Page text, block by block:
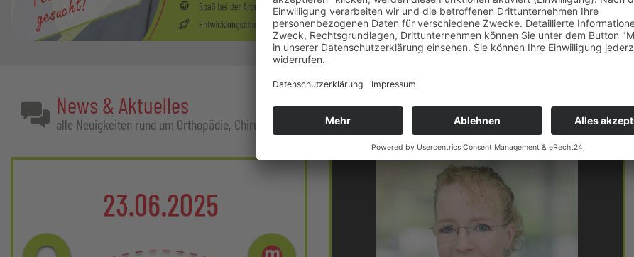
News & Aktuelles
alle Neuigkeiten rund um Orthopädie, Chirurgie und unsere Praxis